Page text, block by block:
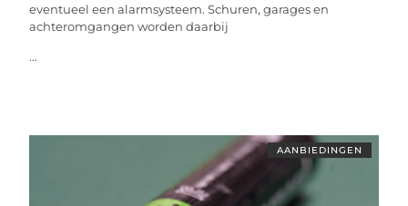
eventueel een alarmsysteem. Schuren, garages en
achteromgangen worden daarbij
...
AANBIEDINGEN